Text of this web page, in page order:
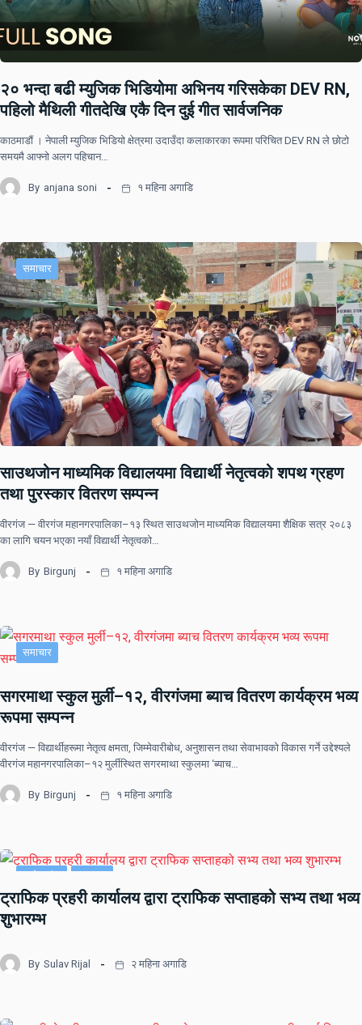
२० भन्दा बढी म्युजिक भिडियोमा अभिनय गरिसकेका DEV RN,
पहिलो मैथिली गीतदेखि एकै दिन दुई गीत सार्वजनिक
काठमाडौं । नेपाली म्युजिक भिडियो क्षेत्रमा उदाउँदा कलाकारका रूपमा परिचित DEV RN ले छोटो
समयमै आफ्नो अलग पहिचान…
By anjana soni १ महिना अगाडि
समाचार
साउथजोन माध्यमिक विद्यालयमा विद्यार्थी नेतृत्वको शपथ ग्रहण
तथा पुरस्कार वितरण सम्पन्न
वीरगंज — वीरगंज महानगरपालिका–१३ स्थित साउथजोन माध्यमिक विद्यालयमा शैक्षिक सत्र २०८३
का लागि चयन भएका नयाँ विद्यार्थी नेतृत्वको…
By Birgunj १ महिना अगाडि
समाचार
सगरमाथा स्कुल मुर्ली–१२, वीरगंजमा ब्याच वितरण कार्यक्रम भव्य
रूपमा सम्पन्न
वीरगंज — विद्यार्थीहरूमा नेतृत्व क्षमता, जिम्मेवारीबोध, अनुशासन तथा सेवाभावको विकास गर्ने उद्देश्यले
वीरगंज महानगरपालिका–१२ मुर्लीस्थित सगरमाथा स्कुलमा ‘ब्याच…
By Birgunj १ महिना अगाडि
ट्राफिक प्रहरी कार्यालय द्वारा ट्राफिक सप्ताहको सभ्य तथा भव्य
शुभारम्भ
By Sulav Rijal २ महिना अगाडि